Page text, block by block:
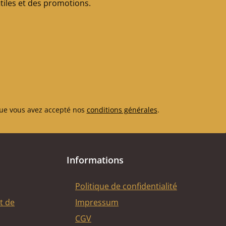
bois (240 x 137
(193 x 405 x
(193 x 405
(205 x 375
déviation du
et des promotions.
vous avez accepté nos conditions générales.
de
Informations
Politique de confidentialité
Impressum
CGV